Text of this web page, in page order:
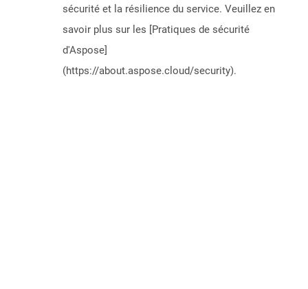
sécurité et la résilience du service. Veuillez en
savoir plus sur les [Pratiques de sécurité
d'Aspose]
(https://about.aspose.cloud/security).